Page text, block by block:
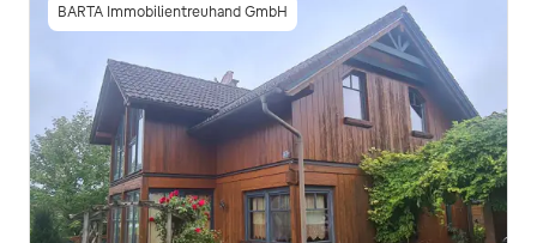
BARTA Immobilientreuhand GmbH